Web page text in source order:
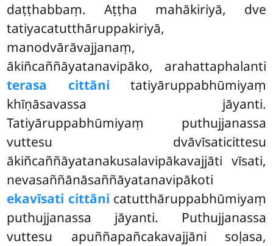
daṭṭhabbaṃ. Aṭṭha mahākiriyā, dve
tatiyacatutthāruppakiriyā,
manodvārāvajjanaṃ,
ākiñcaññāyatanavipāko, arahattaphalanti
terasa cittāni tatiyāruppabhūmiyaṃ
khīṇāsavassa jāyanti.
Tatiyāruppabhūmiyaṃ puthujjanassa
vuttesu dvāvīsaticittesu
ākiñcaññāyatanakusalavipākavajjāti vīsati,
nevasaññānāsaññāyatanavipākoti
ekavīsati cittāni catutthāruppabhūmiyaṃ
puthujjanassa jāyanti. Puthujjanassa
vuttesu apuññapañcakavajjāni soḷasa,